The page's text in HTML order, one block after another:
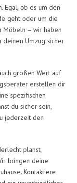
Egal, ob es um den
geht oder um die
Möbeln – wir haben
deinen Umzug sicher
großen Wert auf
erstellen dir
spezifischen
du sicher sein,
jederzeit den
planst,
bringen deine
Kontaktiere